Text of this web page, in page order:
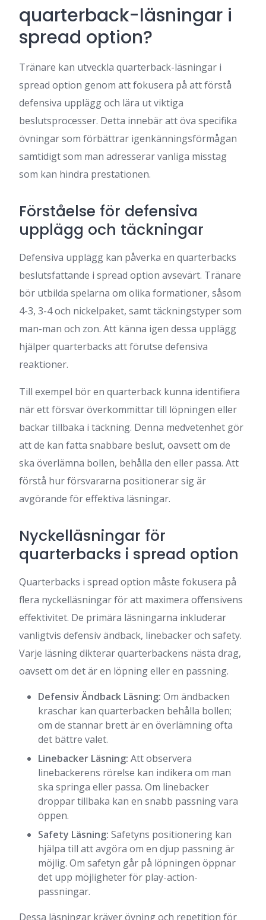
quarterback-läsningar i
spread option?
Tränare kan utveckla quarterback-läsningar i
spread option genom att fokusera på att förstå
defensiva upplägg och lära ut viktiga
beslutsprocesser. Detta innebär att öva specifika
övningar som förbättrar igenkänningsförmågan
samtidigt som man adresserar vanliga misstag
som kan hindra prestationen.
Förståelse för defensiva
upplägg och täckningar
Defensiva upplägg kan påverka en quarterbacks
beslutsfattande i spread option avsevärt. Tränare
bör utbilda spelarna om olika formationer, såsom
4-3, 3-4 och nickelpaket, samt täckningstyper som
man-man och zon. Att känna igen dessa upplägg
hjälper quarterbacks att förutse defensiva
reaktioner.
Till exempel bör en quarterback kunna identifiera
när ett försvar överkommittar till löpningen eller
backar tillbaka i täckning. Denna medvetenhet gör
att de kan fatta snabbare beslut, oavsett om de
ska överlämna bollen, behålla den eller passa. Att
förstå hur försvararna positionerar sig är
avgörande för effektiva läsningar.
Nyckelläsningar för
quarterbacks i spread option
Quarterbacks i spread option måste fokusera på
flera nyckelläsningar för att maximera offensivens
effektivitet. De primära läsningarna inkluderar
vanligtvis defensiv ändback, linebacker och safety.
Varje läsning dikterar quarterbackens nästa drag,
oavsett om det är en löpning eller en passning.
Defensiv Ändback Läsning: Om ändbacken
kraschar kan quarterbacken behålla bollen;
om de stannar brett är en överlämning ofta
det bättre valet.
Linebacker Läsning: Att observera
linebackerens rörelse kan indikera om man
ska springa eller passa. Om linebacker
droppar tillbaka kan en snabb passning vara
öppen.
Safety Läsning: Safetyns positionering kan
hjälpa till att avgöra om en djup passning är
möjlig. Om safetyn går på löpningen öppnar
det upp möjligheter för play-action-
passningar.
Dessa läsningar kräver övning och repetition för